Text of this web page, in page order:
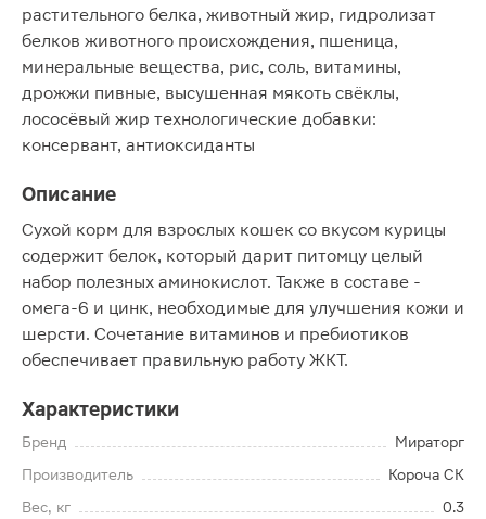
растительного белка, животный жир, гидролизат
белков животного происхождения, пшеница,
минеральные вещества, рис, соль, витамины,
дрожжи пивные, высушенная мякоть свёклы,
лососёвый жир технологические добавки:
консервант, антиоксиданты
Описание
Сухой корм для взрослых кошек со вкусом курицы
содержит белок, который дарит питомцу целый
набор полезных аминокислот. Также в составе -
омега-6 и цинк, необходимые для улучшения кожи и
шерсти. Сочетание витаминов и пребиотиков
обеспечивает правильную работу ЖКТ.
Характеристики
Бренд
Мираторг
Производитель
Короча СК
Вес, кг
0.3